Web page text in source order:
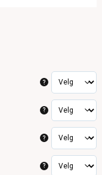
?
?
?
?